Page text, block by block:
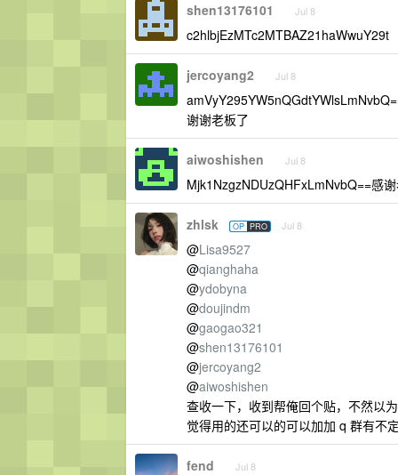
shen13176101 Jul 8
c2hlbjEzMTc2MTBAZ21haWwuY29t
jercoyang2 Jul 8
谢谢老板了
aiwoshishen Jul 8
Mjk1NzgzNDUzQHFxLmNvbQ==感
zhlsk OP PRO Jul 8
@Lisa9527
@qianghaha
@ydobyna
@doujindm
@gaogao321
@shen13176101
@jercoyang2
@aiwoshishen
查收一下，收到帮俺回个贴，不然以
觉得用的还可以的可以加加 q 群有不
fend Jul 8